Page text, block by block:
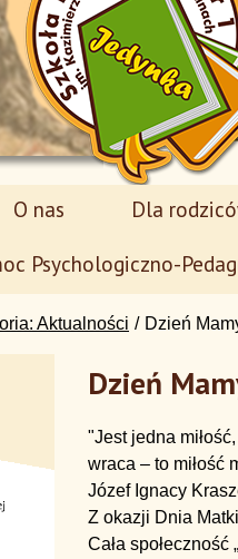
O nas Dla
Psychologiczno-
Aktualności Dzień
Dzień
"Jest jedna
wraca – to miłość
Józef Ignacy
Z okazji Dnia
Cała